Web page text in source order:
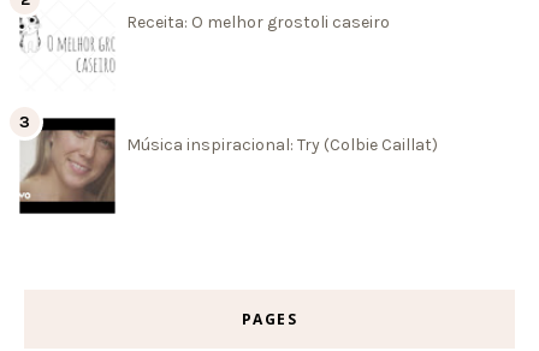
Receita: O melhor grostoli caseiro
Música inspiracional: Try (Colbie Caillat)
PAGES